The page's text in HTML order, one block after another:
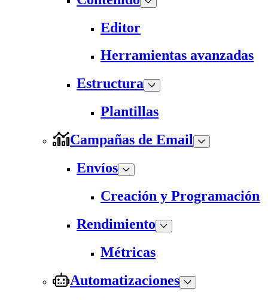
Editor
Herramientas avanzadas
Estructura
Plantillas
Campañas de Email
Envíos
Creación y Programación
Rendimiento
Métricas
Automatizaciones